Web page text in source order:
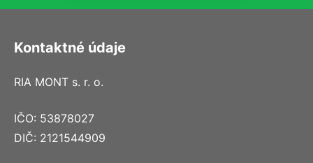
Kontaktné údaje
RIA MONT s. r. o.
IČO: 53878027
DIČ: 2121544909